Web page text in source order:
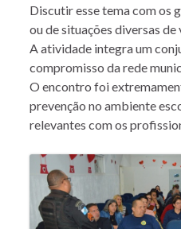
Discutir esse tema com os
ou de situações diversas
A atividade integra um
compromisso da rede
O encontro foi
prevenção no ambiente
relevantes com os